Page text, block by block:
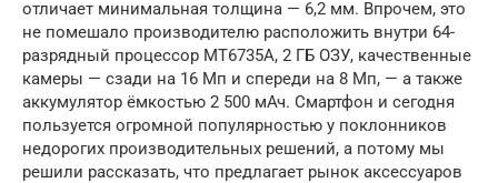
отличает минимальная толщина — 6,2 мм. Впрочем, это
не помешало производителю расположить внутри 64-
разрядный процессор MT6735A, 2 ГБ ОЗУ, качественные
камеры — сзади на 16 Мп и спереди на 8 Мп, — а также
аккумулятор ёмкостью 2 500 мАч. Смартфон и сегодня
пользуется огромной популярностью у поклонников
недорогих производительных решений, а потому мы
решили рассказать, что предлагает рынок аксессуаров